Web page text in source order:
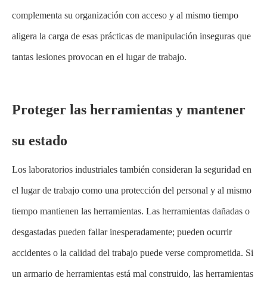
complementa su organización con acceso y al mismo tiempo
aligera la carga de esas prácticas de manipulación inseguras que
tantas lesiones provocan en el lugar de trabajo.
Proteger las herramientas y mantener
su estado
Los laboratorios industriales también consideran la seguridad en
el lugar de trabajo como una protección del personal y al mismo
tiempo mantienen las herramientas. Las herramientas dañadas o
desgastadas pueden fallar inesperadamente; pueden ocurrir
accidentes o la calidad del trabajo puede verse comprometida. Si
un armario de herramientas está mal construido, las herramientas